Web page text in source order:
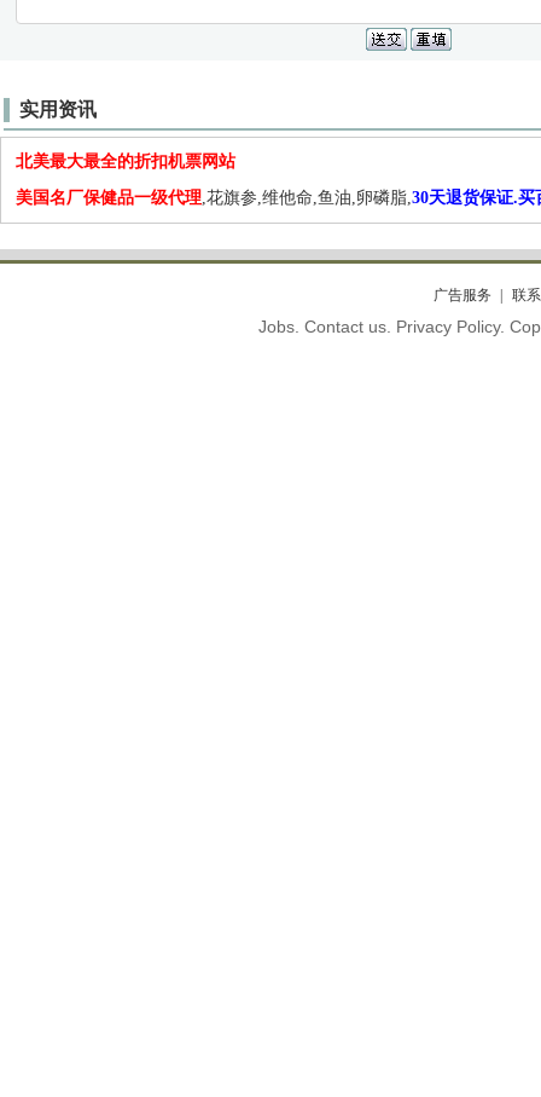
实用资讯
北美最大最全的折扣机票网站
美国名厂保健品一级代理,花旗参,维他命,鱼油,卵磷脂,30天退货保证.买
广告服务 联
Jobs. Contact us. Privacy Policy.